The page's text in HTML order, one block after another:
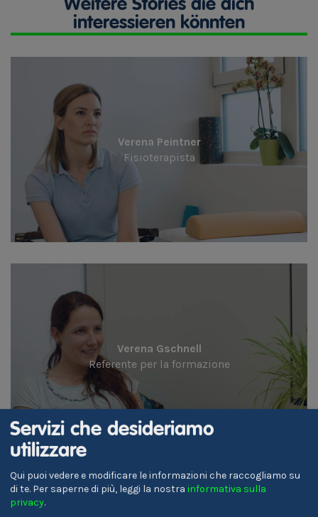
Weitere Stories die dich
interessieren könnten
Verena Peintner
Fisioterapista
Verena Gschnell
Referente per la formazione
Servizi che desideriamo
utilizzare
Qui puoi vedere e modificare le informazioni che raccogliamo su
di te. Per saperne di più, leggi la nostra informativa sulla
privacy.